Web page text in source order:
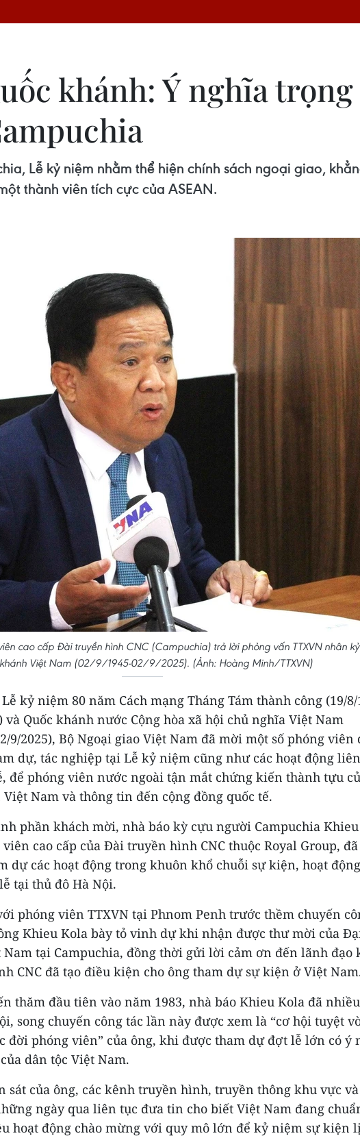
khánh: Ý nghĩa
Lễ kỷ niệm nhằm thể hiện chính sách ngoại giao,
thành viên tích cực của ASEAN.
cao cấp Đài truyền hình CNC (Campuchia) trả lời phỏng vấn TTXVN nhân
Việt Nam (02/9/1945-02/9/2025). (Ảnh: Hoàng Minh/TTXVN)
kỷ niệm 80 năm Cách mạng Tháng Tám thành công (19/8/
và Quốc khánh nước Cộng hòa xã hội chủ nghĩa Việt Nam
9/2025), Bộ Ngoại giao Việt Nam đã mời một số phóng viên
dự, tác nghiệp tại Lễ kỷ niệm cũng như các hoạt động
để phóng viên nước ngoài tận mắt chứng kiến thành tựu
Nam và thông tin đến cộng đồng quốc tế.
phần khách mời, nhà báo kỳ cựu người Campuchia
cao cấp của Đài truyền hình CNC thuộc Royal Group, đã
dự các hoạt động trong khuôn khổ chuỗi sự kiện, hoạt
tại thủ đô Hà Nội.
phóng viên TTXVN tại Phnom Penh trước thềm chuyến
Khieu Kola bày tỏ vinh dự khi nhận được thư mời của
Nam tại Campuchia, đồng thời gửi lời cảm ơn đến lãnh đạo
CNC đã tạo điều kiện cho ông tham dự sự kiện ở Việt
thăm đầu tiên vào năm 1983, nhà báo Khieu Kola đã
song chuyến công tác lần này được xem là “cơ hội tuyệt
đời phóng viên” của ông, khi được tham dự đợt lễ lớn có ý
dân tộc Việt Nam.
sát của ông, các kênh truyền hình, truyền thông khu vực
ngày qua liên tục đưa tin cho biết Việt Nam đang
hoạt động chào mừng với quy mô lớn để kỷ niệm sự kiện